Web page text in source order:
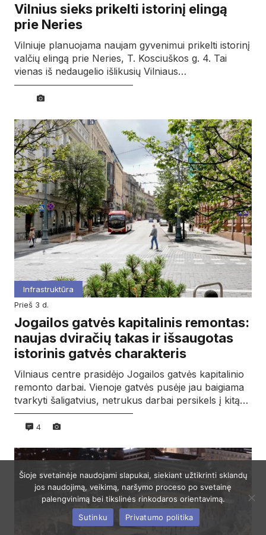
Vilnius sieks prikelti istorinį elingą
prie Neries
Vilniuje planuojama naujam gyvenimui prikelti istorinį
valčių elingą prie Neries, T. Kosciuškos g. 4. Tai
vienas iš nedaugelio išlikusių Vilniaus…
Infrastruktūra
prieš 3 d.
Jogailos gatvės kapitalinis remontas:
naujas dviračių takas ir išsaugotas
istorinis gatvės charakteris
Vilniaus centre prasidėjo Jogailos gatvės kapitalinio
remonto darbai. Vienoje gatvės pusėje jau baigiama
tvarkyti šaligatvius, netrukus darbai persikels į kitą…
4
Šioje svetainėje naudojami slapukai, siekiant užtikrinti sklandų
jos naudojimą, veikimą, naršymo proceso po svetainę
palengvinimą bei tikslinės rinkodaros orientavimą.
Sutinku
Privatumo politika